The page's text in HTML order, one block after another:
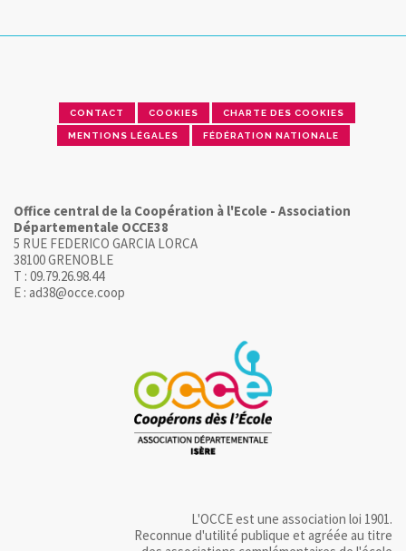
CONTACT COOKIES CHARTE DES COOKIES
MENTIONS LÉGALES FÉDÉRATION NATIONALE
Office central de la Coopération à l'Ecole - Association
Départementale OCCE38
5 RUE FEDERICO GARCIA LORCA
38100 GRENOBLE
T : 09.79.26.98.44
E : ad38@occe.coop
L'OCCE est une association loi 1901.
Reconnue d'utilité publique et agréée au titre